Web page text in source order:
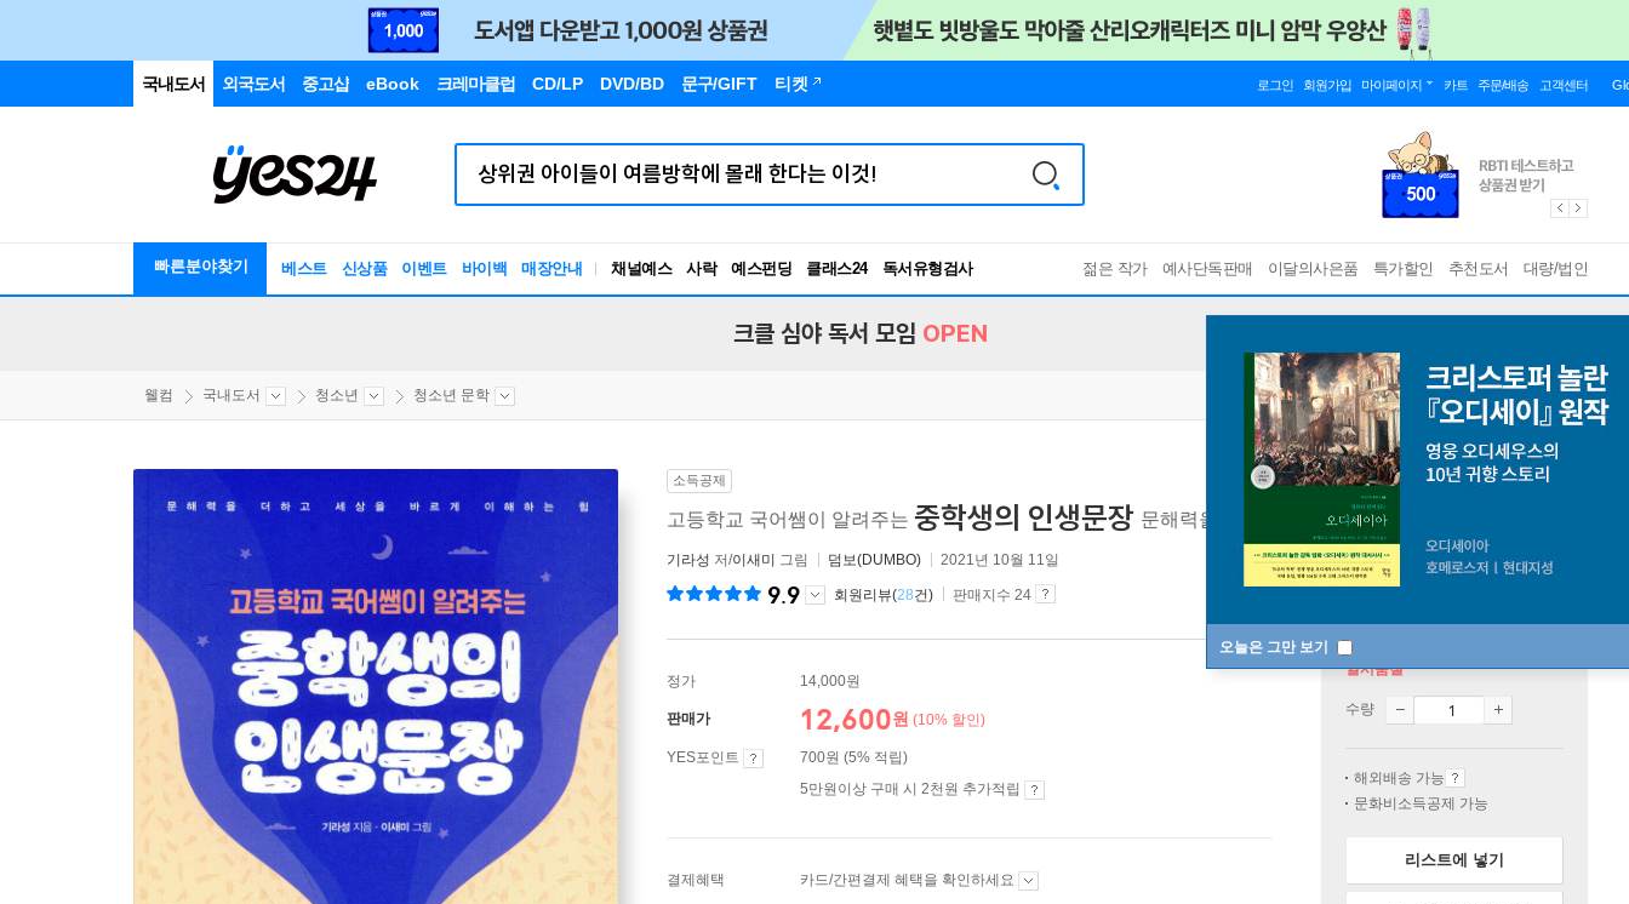
국내도서 외국도서 중고샵 eBook 크레마클럽 CD/LP DVD/BD 문구/GIFT 티켓 로그인 회원가입 마이페이지 카트 주문/배송 고객센터
빠른분야찾기 베스트 신상품 이벤트 바이백 매장안내 채널예스 사락 예스펀딩 클래스24
RBTI Lab
독서유형검사
젊은 작가 예사단독판매 이달의사은품 특가할인 추천도서 대량/법인
오늘은 그만 보기
크클 심야 독서 모임 OPEN
웰컴 국내도서 청소년 청소년 문학
소득공제
고등학교 국어쌤이 알려주는 중학생의 인생문장 문해력을 더하고 세상을 바르게 이해하는 힘
기라성 저/이새미 그림 덤보(DUMBO) 2021년 10월 11일
9.9 회원리뷰(28건) 판매지수 24
정가 14,000원
판매가 12,600원 (10% 할인)
YES포인트
700원 (5% 적립)
5만원이상 구매 시 2천원 추가적립
결제혜택 카드/간편결제 혜택을 확인하세요
일시품절
수량
해외배송 가능
문화비소득공제 가능
리스트에 넣기